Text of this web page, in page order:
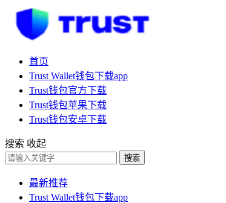
首页
Trust Wallet钱包下载app
Trust钱包官方下载
Trust钱包苹果下载
Trust钱包安卓下载
搜索 收起
搜索
最新推荐
Trust Wallet钱包下载app